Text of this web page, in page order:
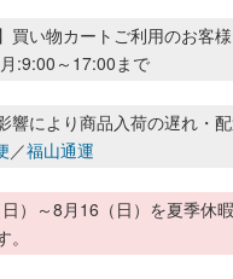
買い物カートご利用のお客
:9:00～17:00まで
響により商品入荷の遅れ・
／福山通運
）～8月16（日）を夏季休